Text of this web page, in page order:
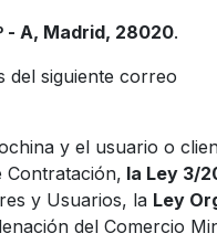
- A, Madrid, 28020.
del siguiente correo
y el usuario o
Contratación, la Ley 3/
y Usuarios, la Ley
del Comercio